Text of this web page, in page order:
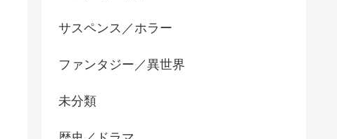
サスペンス／ホラー
ファンタジー／異世界
未分類